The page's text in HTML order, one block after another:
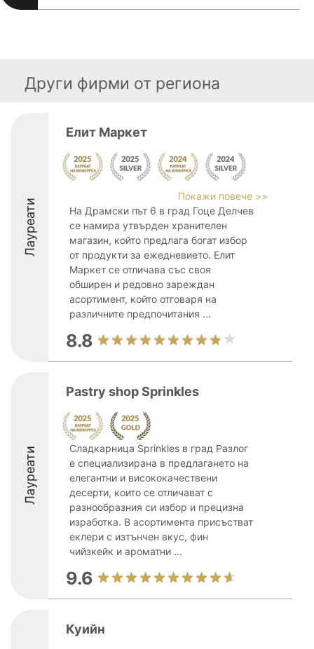
Други фирми от региона
Лауреати
Елит Маркет
Покажи повече >>
На Драмски път 6 в град Гоце Делчев
се намира утвърден хранителен
магазин, който предлага богат избор
от продукти за ежедневието. Елит
Маркет се отличава със своя
обширен и редовно зареждан
асортимент, който отговаря на
различните предпочитания ...
8.8
Лауреати
Pastry shop Sprinkles
Сладкарница Sprinkles в град Разлог
е специализирана в предлагането на
елегантни и висококачествени
десерти, които се отличават с
разнообразния си избор и прецизна
изработка. В асортимента присъстват
еклери с изтънчен вкус, фин
чийзкейк и ароматни ...
9.6
Куийн